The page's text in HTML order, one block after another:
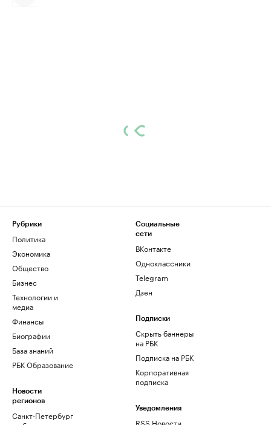
Рубрики
Политика
Экономика
Общество
Бизнес
Технологии и
медиа
Финансы
Биографии
База знаний
РБК Образование
Новости
регионов
Санкт-Петербург
Социальные
сети
ВКонтакте
Одноклассники
Telegram
Дзен
Подписки
Скрыть баннеры
на РБК
Подписка на РБК
Корпоративная
подписка
Уведомления
RSS Новости